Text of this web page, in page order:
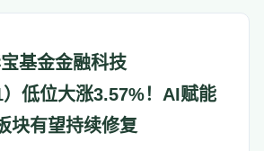
基金金融科技
低位大涨3.57%！AI赋能
块有望持续修复